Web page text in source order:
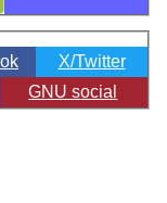
X/Twitter
GNU social